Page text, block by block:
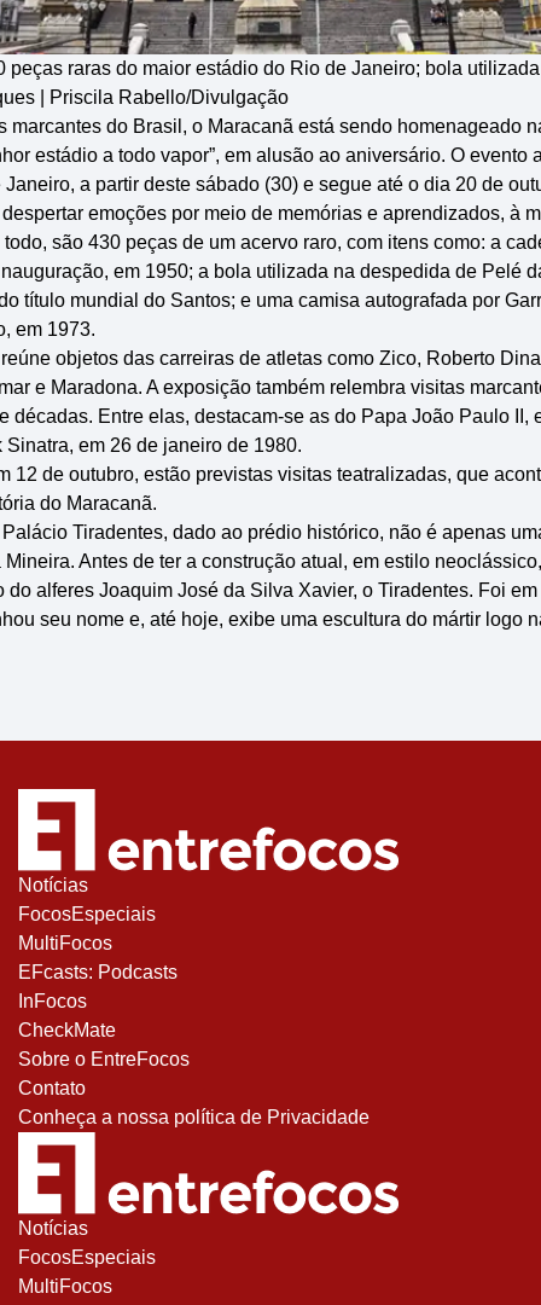
peças raras do maior estádio do Rio de Janeiro; bola
| Priscila Rabello/Divulgação
marcantes do Brasil, o Maracanã está sendo homenageado
estádio a todo vapor”, em alusão ao aniversário. O evento
a partir deste sábado (30) e segue até o dia 20 de
emoções por meio de memórias e aprendizados, à
são 430 peças de um acervo raro, com itens como: a
em 1950; a bola utilizada na despedida de Pelé
título mundial do Santos; e uma camisa autografada por
em 1973.
objetos das carreiras de atletas como Zico, Roberto
e Maradona. A exposição também relembra visitas
décadas. Entre elas, destacam-se as do Papa João Paulo II,
em 26 de janeiro de 1980.
12 de outubro, estão previstas visitas teatralizadas, que
do Maracanã.
Tiradentes, dado ao prédio histórico, não é apenas
Antes de ter a construção atual, em estilo
do alferes Joaquim José da Silva Xavier, o Tiradentes. Foi
seu nome e, até hoje, exibe uma escultura do mártir logo
Notícias
FocosEspeciais
MultiFocos
EFcasts: Podcasts
InFocos
CheckMate
Sobre o EntreFocos
Contato
Conheça a nossa política de Privacidade
Notícias
FocosEspeciais
MultiFocos